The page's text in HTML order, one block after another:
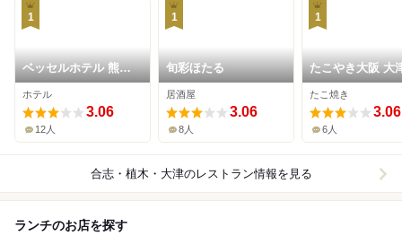
1
ベッセルホテル 熊本
空港
ホテル
3.06
12人
1
旬彩ほたる
居酒屋
3.06
8人
1
たこやき大阪 大
たこ焼き
3.06
6人
合志・植木・大津のレストラン情報を見る
ランチのお店を探す